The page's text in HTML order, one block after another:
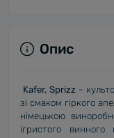
Опис
Kafer, Sprizz -
зі смаком гіркого
німецькою
ігристого